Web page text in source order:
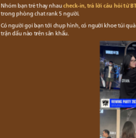
Nhóm bạn trẻ thay nhaucheck-in,trả lời câu hỏi từ
trong phòng chat rank 5 người.
Có người gọi bạn tới chụp hình, có người khoe túi
trận đấu nào trên sân khấu.